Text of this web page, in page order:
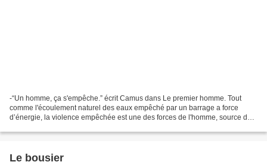
-“Un homme, ça s'empêche.” écrit Camus dans Le premier homme. Tout
comme l'écoulement naturel des eaux empêché par un barrage a force
d’énergie, la violence empêchée est une des forces de l'homme, source de
Le bousier